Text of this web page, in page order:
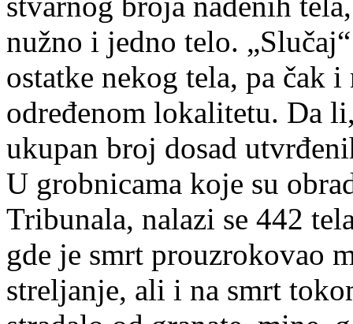
nužno i jedno telo.
ostatke nekog tela, pa čak
određenom lokalitetu. Da
ukupan broj dosad
U grobnicama koje su
Tribunala, nalazi se 442
gde je smrt prouzrokovao
streljanje, ali i na smrt